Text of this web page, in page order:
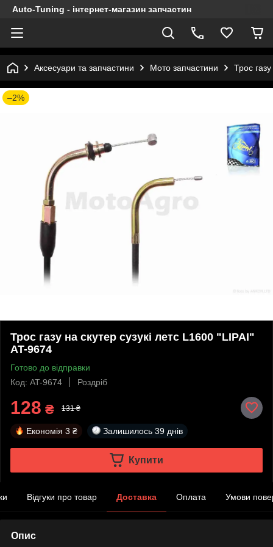
Auto-Tuning - інтернет-магазин запчастин
Аксесуари та запчастини Мото запчастини Трос
–2%
Трос газу на скутер сузукі летс L1600 "LIPAI"
AT-9674
Готово до відправки
Код: AT-9674
Роздріб
128 ₴ 131 ₴
Економія 3 ₴ Залишилось 39 днів
Купити
Відгуки про товар Доставка Оплата Умови
Опис